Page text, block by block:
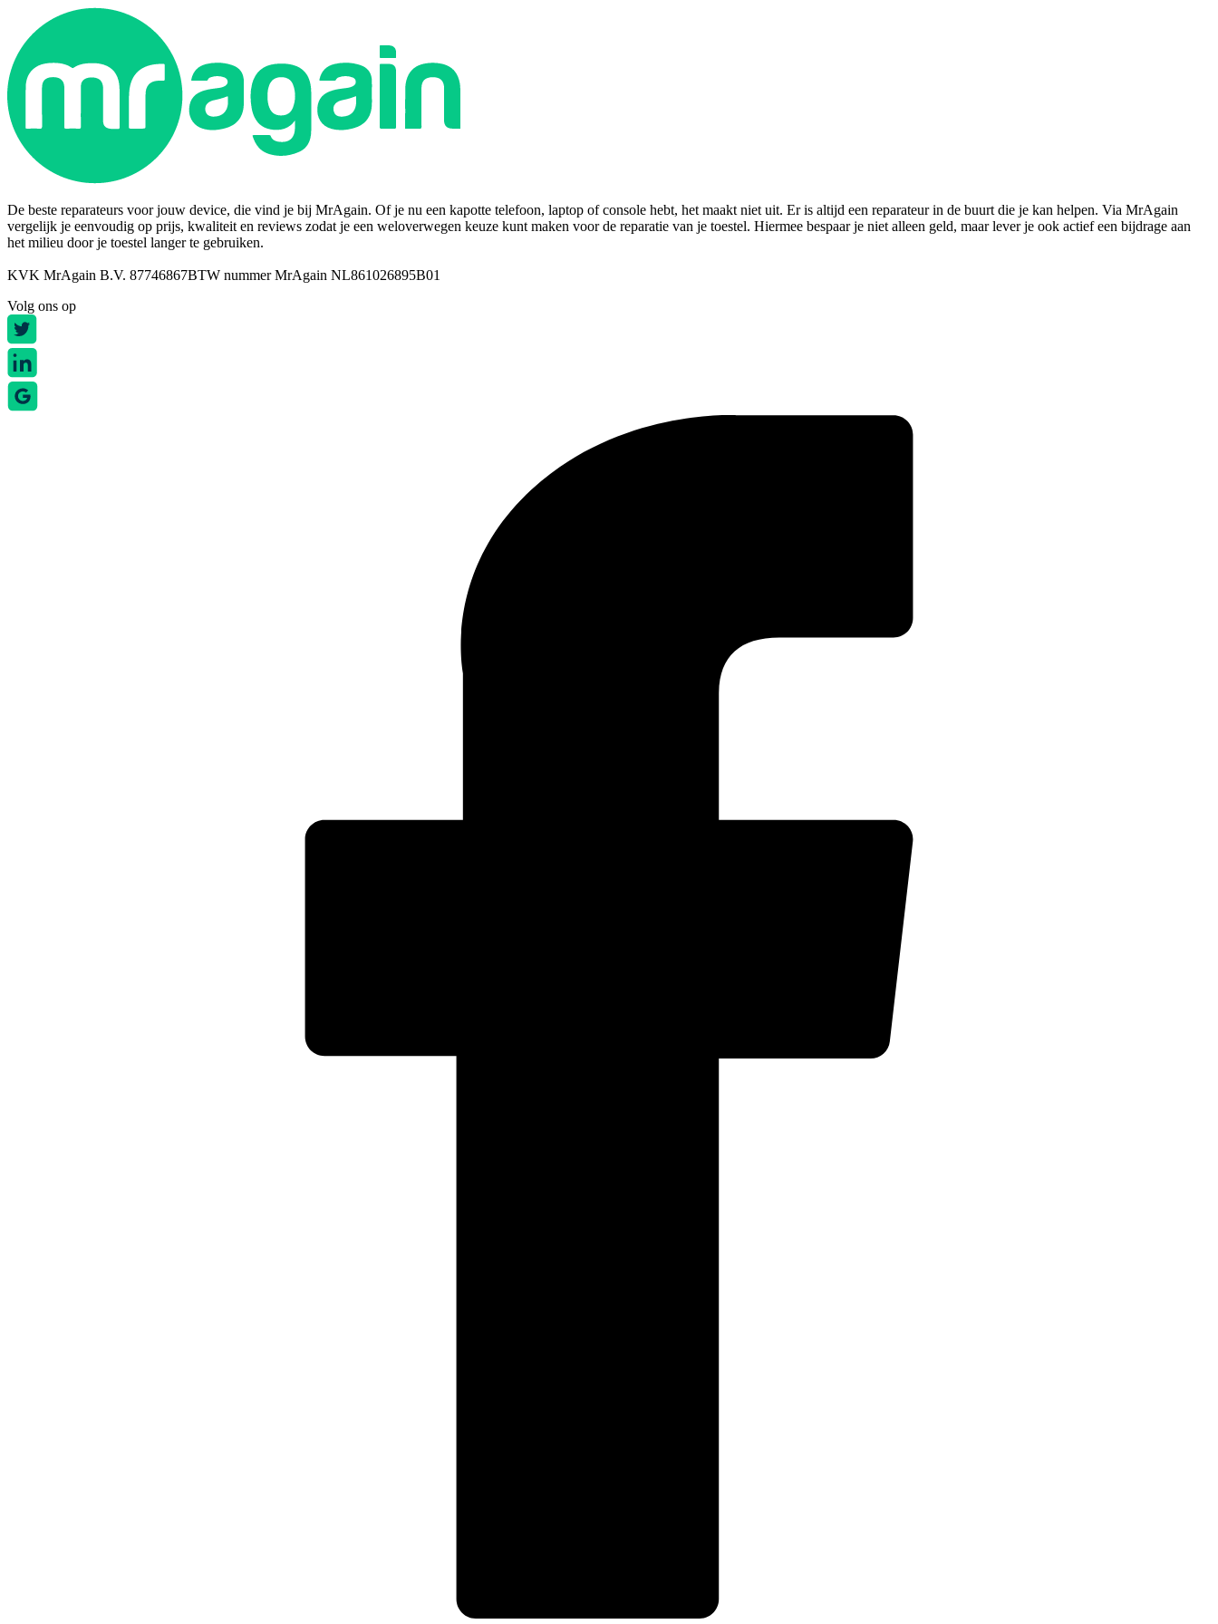
De beste reparateurs voor jouw device, die vind je bij MrAgain. Of je nu een kapotte telefoon, laptop of console hebt, het maakt niet uit. Er is altijd een reparateur in de buurt die je kan helpen. Via MrAgain
vergelijk je eenvoudig op prijs, kwaliteit en reviews zodat je een weloverwegen keuze kunt maken voor de reparatie van je toestel. Hiermee bespaar je niet alleen geld, maar lever je ook actief een bijdrage aan
het milieu door je toestel langer te gebruiken.
KVK MrAgain B.V. 87746867BTW nummer MrAgain NL861026895B01
Volg ons op